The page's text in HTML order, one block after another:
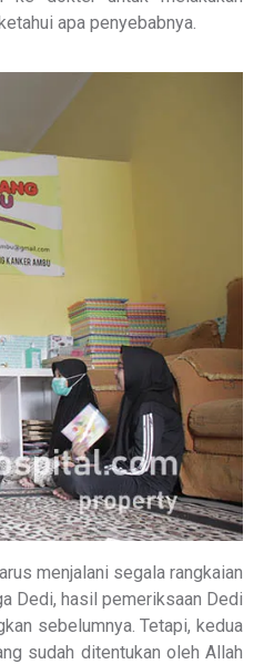
apa penyebabnya.
menjalani segala rangkaian
Dedi, hasil pemeriksaan Dedi
sebelumnya. Tetapi, kedua
sudah ditentukan oleh Allah